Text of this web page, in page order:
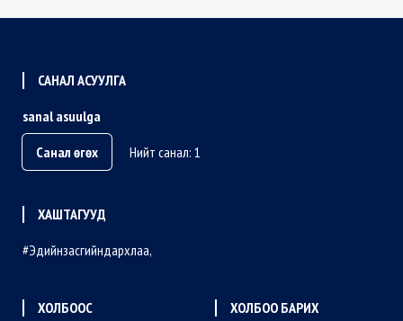
САНАЛ АСУУЛГА
sanal asuulga
Санал өгөх
Нийт санал: 1
ХАШТАГУУД
Эдийнзасгийндархлаа
ХОЛБООС ХОЛБОО БАРИХ